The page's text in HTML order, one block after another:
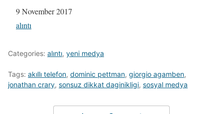
Date
9 November 2017
In relation to
alıntı
Categories: alıntı, yeni medya
Tags: akıllı telefon, dominic pettman, giorgio agamben,
jonathan crary, sonsuz dikkat daginikligi, sosyal medya